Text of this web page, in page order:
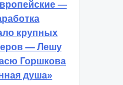
—
крупных
— Лешу
Горшкова
душа»